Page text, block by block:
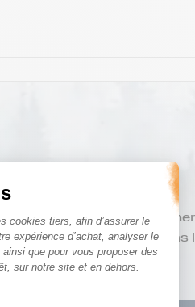
du Consentement
cookies tiers, afin d’assurer le
expérience d’achat, analyser le
que pour vous proposer des
sur notre site et en dehors.
TEMPS
ensoleillées sont
protégé du soleil dans